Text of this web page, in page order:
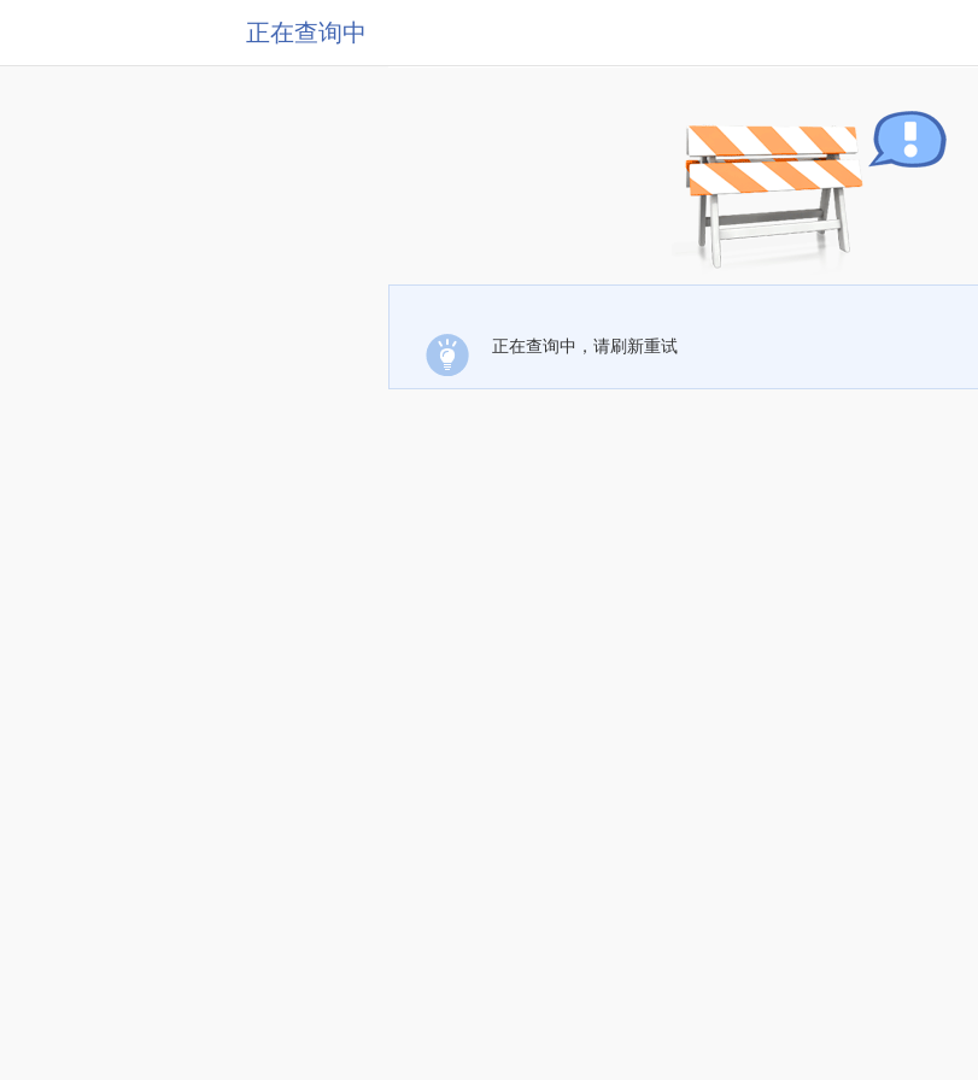
正在查询中
正在查询中，请刷新重试